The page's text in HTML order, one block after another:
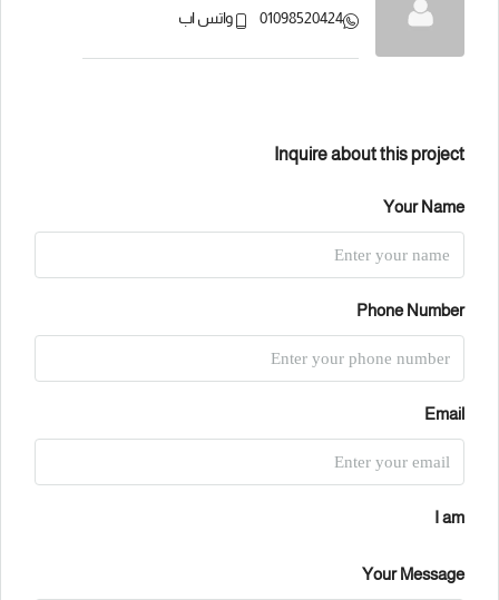
01098520424 واتس اب
Inquire about this project
Your Name
Phone Number
Email
I am
Your Message